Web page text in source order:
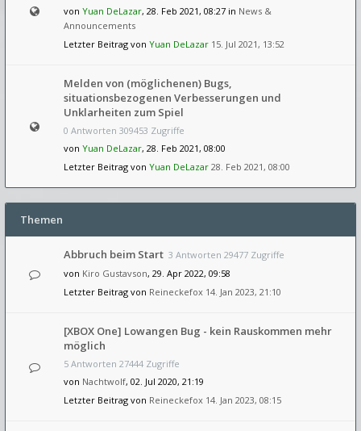
von Yuan DeLazar, 28. Feb 2021, 08:27 in News &
Announcements
Letzter Beitrag von Yuan DeLazar 15. Jul 2021, 13:52
Melden von (möglichenen) Bugs,
situationsbezogenen Verbesserungen und
Unklarheiten zum Spiel
0 Antworten 309453 Zugriffe
von Yuan DeLazar, 28. Feb 2021, 08:00
Letzter Beitrag von Yuan DeLazar 28. Feb 2021, 08:00
Themen
Abbruch beim Start 3 Antworten 29477 Zugriffe
von Kiro Gustavson, 29. Apr 2022, 09:58
Letzter Beitrag von Reineckefox 14. Jan 2023, 21:10
[XBOX One] Lowangen Bug - kein Rauskommen mehr
möglich
5 Antworten 27444 Zugriffe
von Nachtwolf, 02. Jul 2020, 21:19
Letzter Beitrag von Reineckefox 14. Jan 2023, 08:15